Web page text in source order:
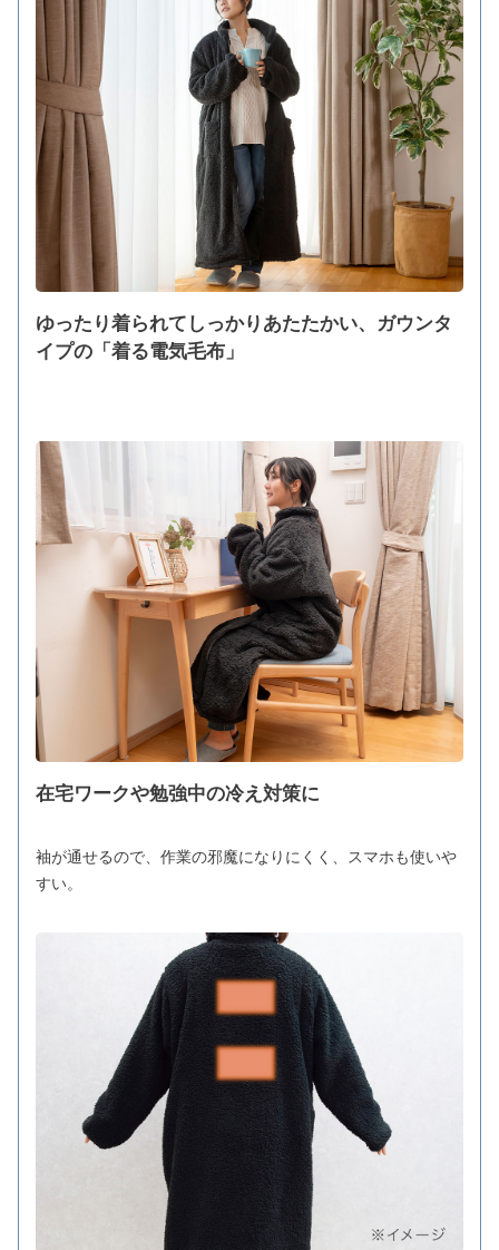
ゆったり着られてしっかりあたたかい、ガウンタ
イプの「着る電気毛布」
在宅ワークや勉強中の冷え対策に
袖が通せるので、作業の邪魔になりにくく、スマホも使いや
すい。